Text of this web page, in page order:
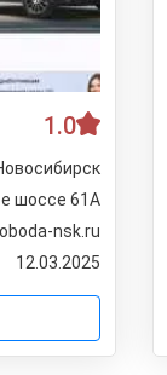
1.0
шоссе 61А
nsk.ru
12.03.2025